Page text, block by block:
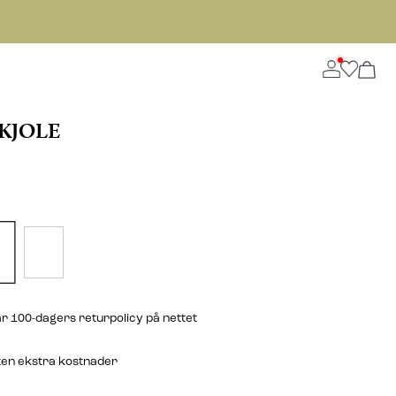
100-dagers returpolicy på nettet
ekstra kostnader